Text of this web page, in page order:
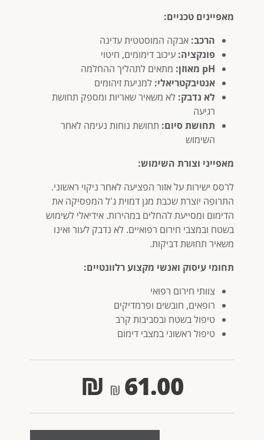
מאפיינים טכניים:
הרכב: אבקה המוסטטית עדינה
פונקציה: עיכוב דימומים, חיטוי
pH מאוזן:
מתאים לתהליך ההחלמה
אנטיבקטריאלי: למניעת זיהומים
לא נדבק: לא משאיר שאריות ומספק תחושת
רגיעה
תחושת סיום: תחושת נוחות נעימה לאחר
השימוש
מאפייני וצורת השימוש:
לרסס ישירות על אזור הפציעה לאחר ניקוי ראשוני.
התרופה יוצרת שכבת מגן דמוית ג'ל המפסיקה את
הדימום ומסייעת להחלים במהירות. אידיאלי לשימוש
בשטח ובמצבי חירום רפואיים. לא נדבק לעור ואינו
משאיר תחושת דביקות.
תחומי עיסוק ואנשי מקצוע רלוונטיים:
צוותי חירום רפואי
רופאים, חובשים ופרמדיקים
טיפול בשטח ובסביבות קרב
טיפול ראשוני במצבי דימום
61.00
₪